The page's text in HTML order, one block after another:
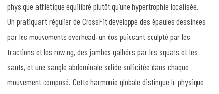
physique athlétique équilibré plutôt qu’une hypertrophie localisée.
Un pratiquant régulier de CrossFit développe des épaules dessinées
par les mouvements overhead, un dos puissant sculpté par les
tractions et les rowing, des jambes galbées par les squats et les
sauts, et une sangle abdominale solide sollicitée dans chaque
mouvement composé. Cette harmonie globale distingue le physique